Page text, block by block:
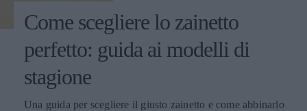
Come scegliere lo zainetto
perfetto: guida ai modelli di
stagione
Una guida per scegliere il giusto zainetto e come abbinarlo